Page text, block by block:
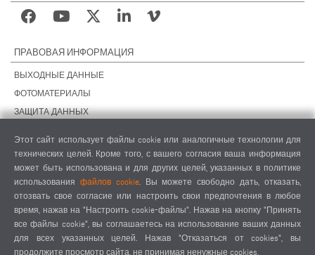
ПРАВОВАЯ ИНФОРМАЦИЯ
ВЫХОДНЫЕ ДАННЫЕ
ФОТОМАТЕРИАЛЫ
ЗАЩИТА ДАННЫХ
ОБЩИЕ УСЛОВИЯ СДЕЛОК
ОБЩИЕ УСЛОВИЯ ПРОДАЖИ
НАСТРОЙКИ COOKIES
КОДЕКС ПОВЕДЕНИЯ ПОСТАВЩИКОВ
Этот сайт использует файлы cookie или аналогичные технологии для
технических целей. Кроме того, с вашего согласия ваша информация
может быть использована и для других целей, указанных в политике
использования файлов cookie. Вы можете свободно дать, отказать,
отозвать свое согласие или настроить свои предпочтения в любое
время, нажав на "Настроить cookie-файлы". Нажав на кнопку "Принять
все файлы cookie", вы соглашаетесь на использование ваших данных
для всех указанных целей. Нажав "Отказаться от cookies", вы
продолжите просмотр сайта, не принимая ненужные cookies.